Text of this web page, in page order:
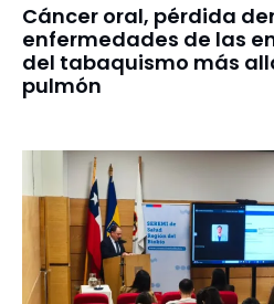
Cáncer oral, pérdida
enfermedades de las
del tabaquismo más
pulmón